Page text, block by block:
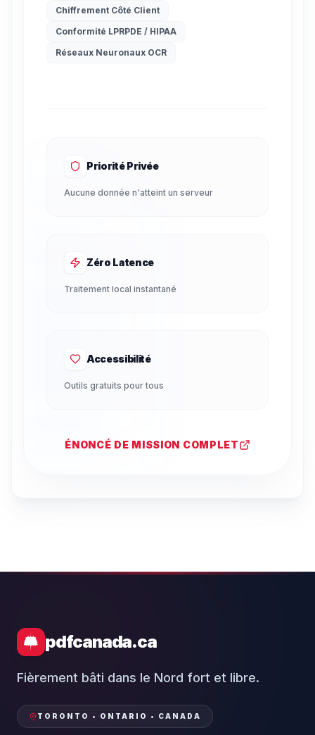
Chiffrement Côté Client
Conformité LPRPDE / HIPAA
Réseaux Neuronaux OCR
Priorité Privée
Aucune donnée n'atteint un serveur
Zéro Latence
Traitement local instantané
Accessibilité
Outils gratuits pour tous
ÉNONCÉ DE MISSION COMPLET
pdfcanada.ca
Fièrement bâti dans le Nord fort et libre.
TORONTO • ONTARIO • CANADA